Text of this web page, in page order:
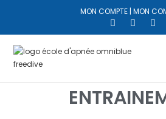
MON COMPTE| MON